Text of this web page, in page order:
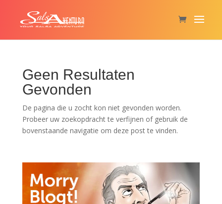
Geen Resultaten
Gevonden
De pagina die u zocht kon niet gevonden worden.
Probeer uw zoekopdracht te verfijnen of gebruik de
bovenstaande navigatie om deze post te vinden.